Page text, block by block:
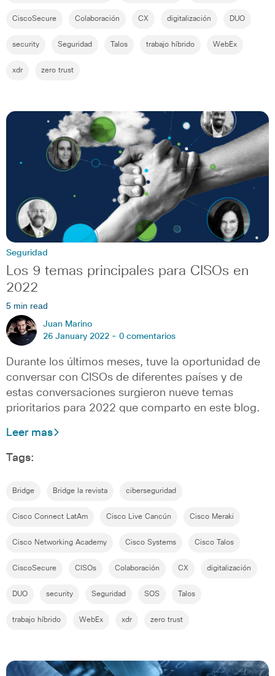
CiscoSecure Colaboración CX digitalización DUO
security Seguridad Talos trabajo híbrido WebEx
xdr zero trust
Seguridad
Los 9 temas principales para CISOs en
2022
5 min read
Juan Marino
26 January 2022 - 0 comentarios
Durante los últimos meses, tuve la oportunidad de
conversar con CISOs de diferentes países y de
estas conversaciones surgieron nueve temas
prioritarios para 2022 que comparto en este blog.
Leer mas
Tags:
Bridge Bridge la revista ciberseguridad
Cisco Connect LatAm Cisco Live Cancún Cisco Meraki
Cisco Networking Academy Cisco Systems Cisco Talos
CiscoSecure CISOs Colaboración CX digitalización
DUO security Seguridad SOS Talos
trabajo híbrido WebEx xdr zero trust